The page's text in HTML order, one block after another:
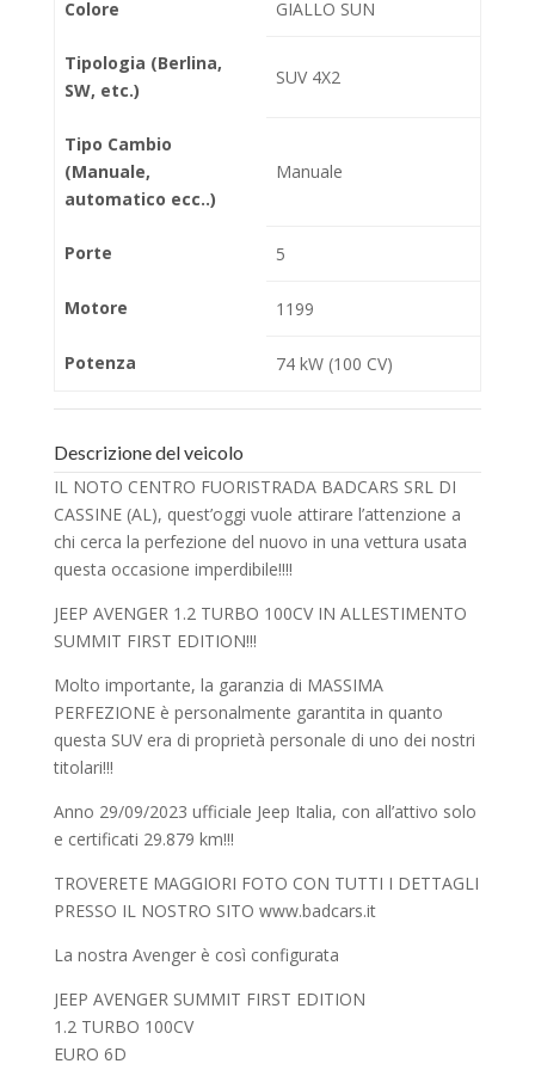
Colore GIALLO SUN
Tipologia (Berlina,
SW, etc.)
SUV 4X2
Tipo Cambio
(Manuale,
automatico ecc..)
Manuale
Porte 5
Motore 1199
Potenza 74 kW (100 CV)
Descrizione del veicolo
IL NOTO CENTRO FUORISTRADA BADCARS SRL DI
CASSINE (AL), quest’oggi vuole attirare l’attenzione a
chi cerca la perfezione del nuovo in una vettura usata
questa occasione imperdibile!!!!
JEEP AVENGER 1.2 TURBO 100CV IN ALLESTIMENTO
SUMMIT FIRST EDITION!!!
Molto importante, la garanzia di MASSIMA
PERFEZIONE è personalmente garantita in quanto
questa SUV era di proprietà personale di uno dei nostri
titolari!!!
Anno 29/09/2023 ufficiale Jeep Italia, con all’attivo solo
e certificati 29.879 km!!!
TROVERETE MAGGIORI FOTO CON TUTTI I DETTAGLI
PRESSO IL NOSTRO SITO www.badcars.it
La nostra Avenger è così configurata
JEEP AVENGER SUMMIT FIRST EDITION
1.2 TURBO 100CV
EURO 6D